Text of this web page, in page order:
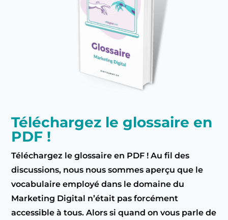
Téléchargez le glossaire en
PDF !
Téléchargez le glossaire en PDF ! Au fil des
discussions, nous nous sommes aperçu que le
vocabulaire employé dans le domaine du
Marketing Digital n’était pas forcément
accessible à tous. Alors si quand on vous parle de